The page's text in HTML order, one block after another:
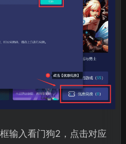
输入看门狗2，点击对应